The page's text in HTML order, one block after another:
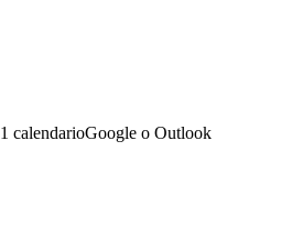
1 calendarioGoogle o Outlook